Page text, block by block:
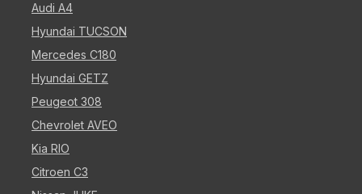
Audi A4
Hyundai TUCSON
Mercedes C180
Hyundai GETZ
Peugeot 308
Chevrolet AVEO
Kia RIO
Citroen C3